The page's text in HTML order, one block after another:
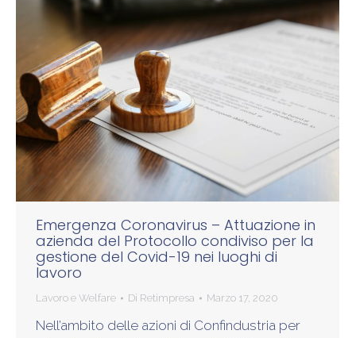
Emergenza Coronavirus – Attuazione in
azienda del Protocollo condiviso per la
gestione del Covid-19 nei luoghi di
lavoro
Lavoro e Welfare Di Retimpresa Marzo 17, 2020
Nell’ambito delle azioni di Confindustria per